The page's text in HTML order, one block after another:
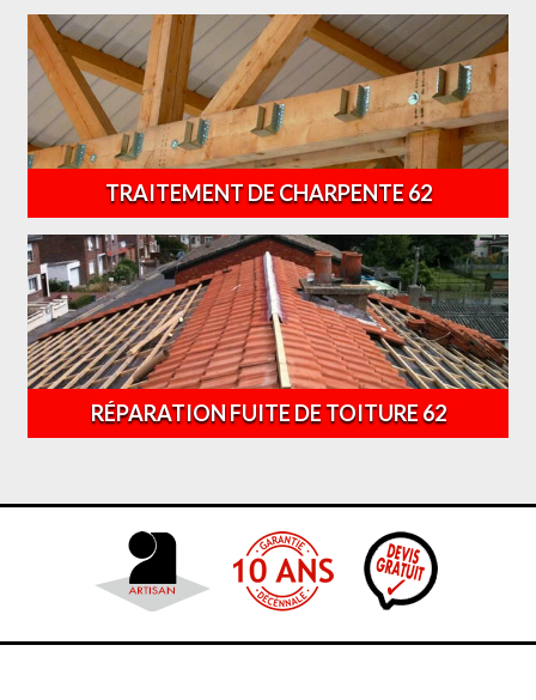
TRAITEMENT DE CHARPENTE 62
RÉPARATION FUITE DE TOITURE 62